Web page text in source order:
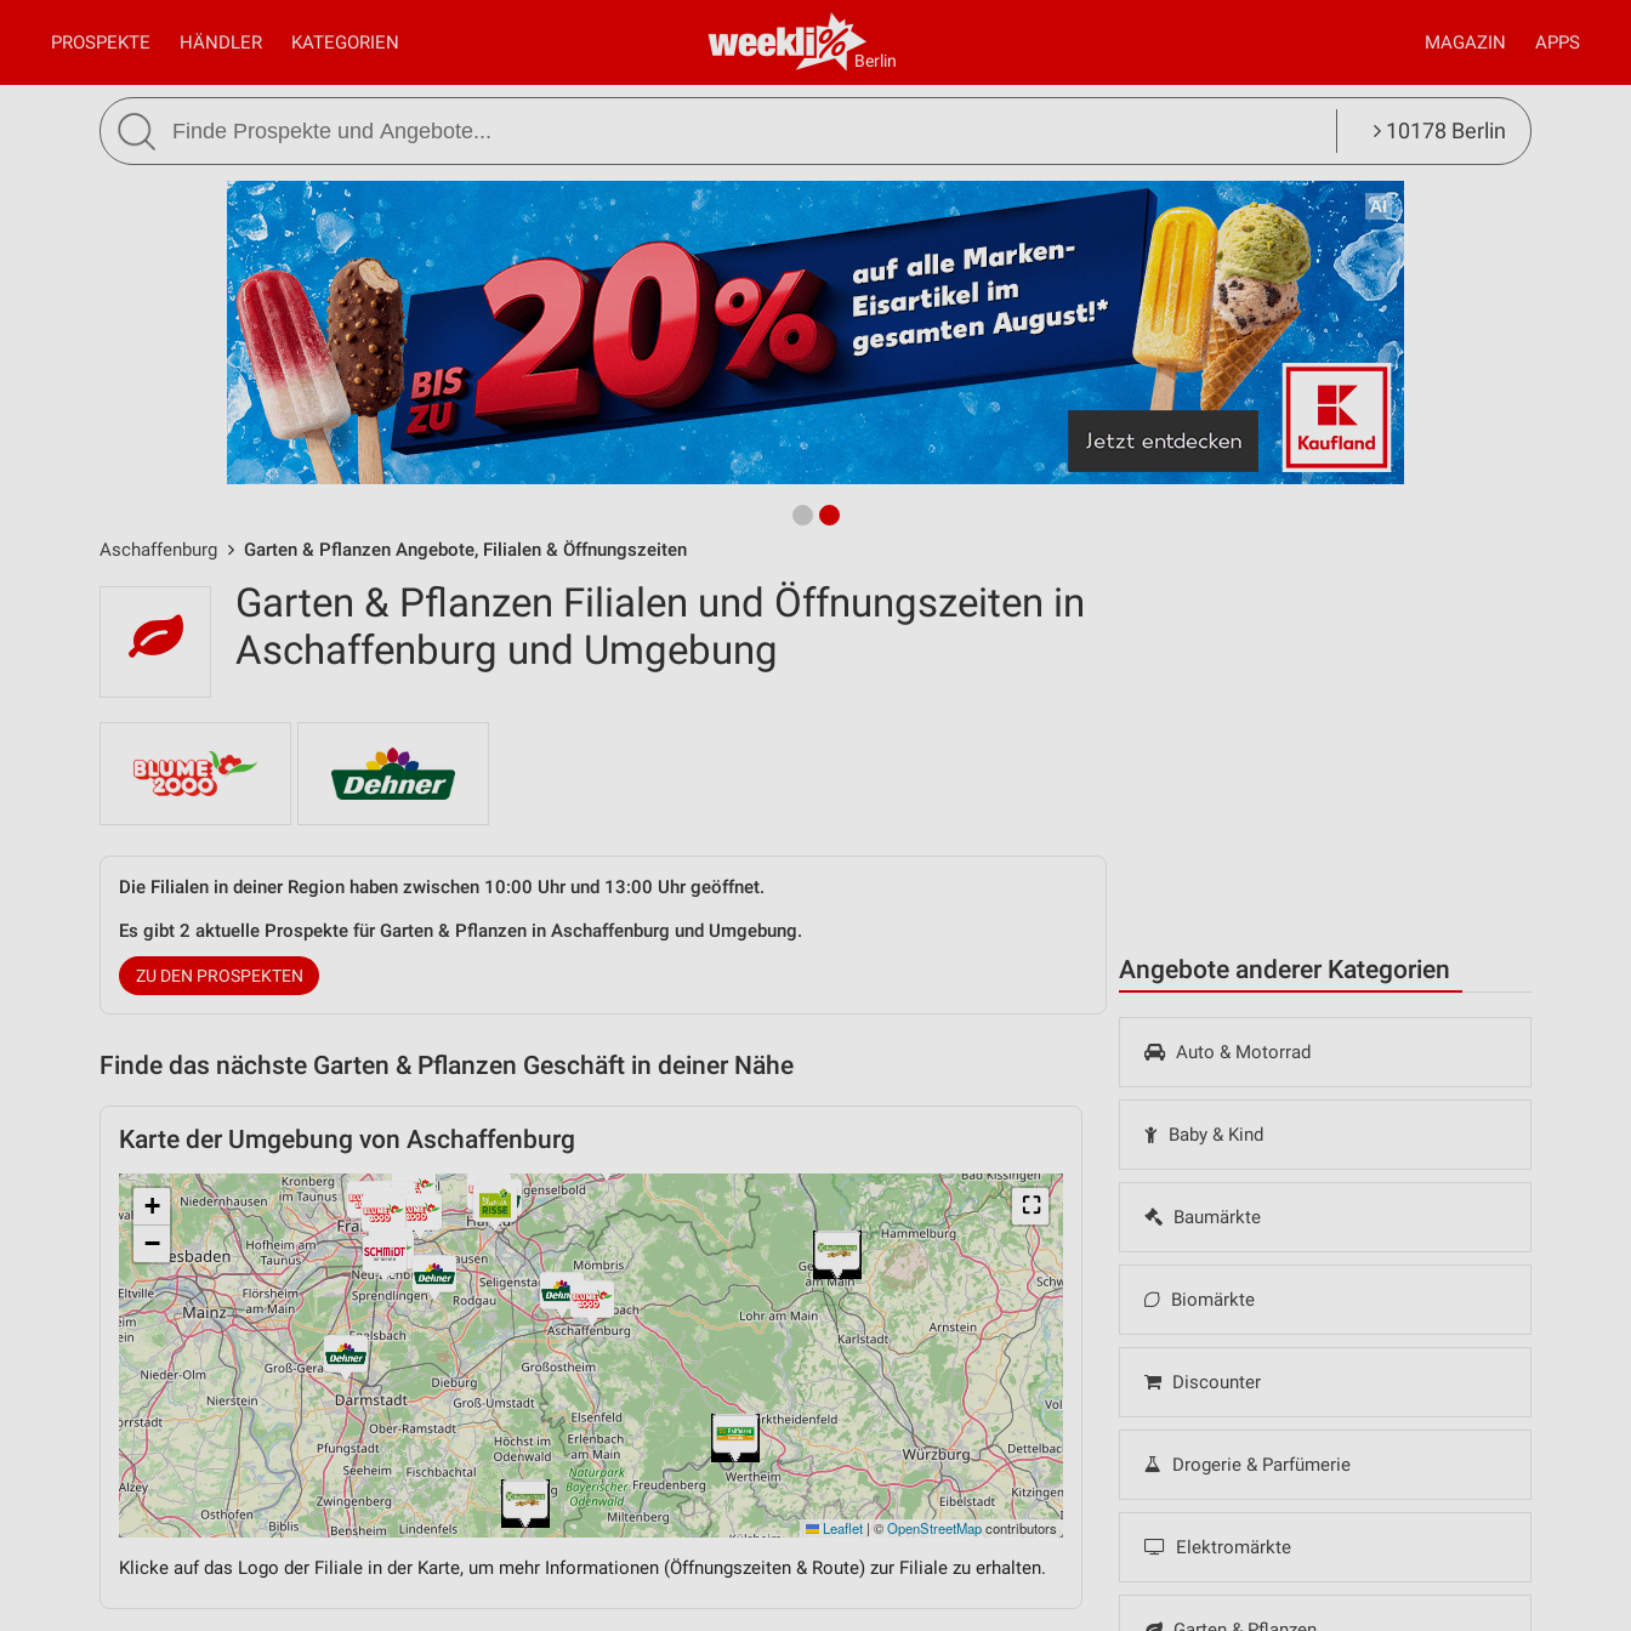
Berlin
PROSPEKTE HÄNDLER KATEGORIEN MAGAZIN APPS
10178 Berlin
Aschaffenburg Garten & Pflanzen Angebote, Filialen & Öffnungszeiten
Angebote anderer Kategorien
Auto & Motorrad
Baby & Kind
Baumärkte
Biomärkte
Discounter
Drogerie & Parfümerie
Elektromärkte
Garten & Pflanzen Filialen und Öffnungszeiten in
Aschaffenburg und Umgebung
Die Filialen in deiner Region haben zwischen 10:00 Uhr und 13:00 Uhr geöffnet.
Es gibt 2 aktuelle Prospekte für Garten & Pflanzen in Aschaffenburg und Umgebung.
ZU DEN PROSPEKTEN
Finde das nächste Garten & Pflanzen Geschäft in deiner Nähe
Karte der Umgebung von Aschaffenburg
⛶
+
−
Leaflet |©OpenStreetMapcontributors
Klicke auf das Logo der Filiale in der Karte, um mehr Informationen (Öffnungszeiten & Route) zur Filiale zu erhalten.